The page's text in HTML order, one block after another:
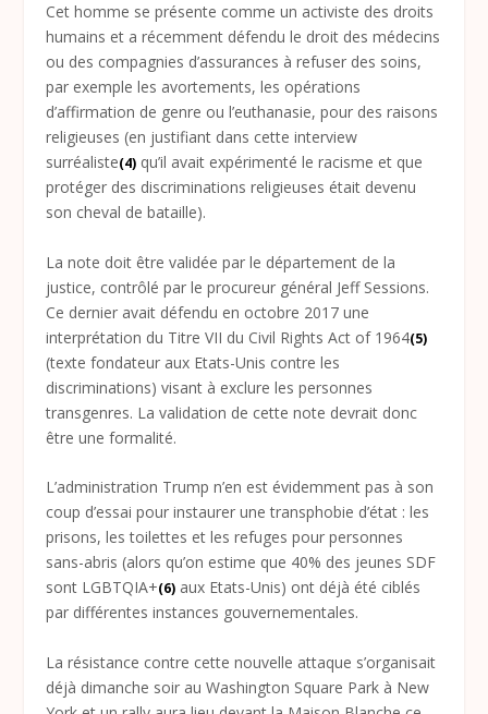
Cet homme se présente comme un activiste des droits
humains et a récemment défendu le droit des médecins
ou des compagnies d’assurances à refuser des soins,
par exemple les avortements, les opérations
d’affirmation de genre ou l’euthanasie, pour des raisons
religieuses (en justifiant dans cette interview
surréaliste(4) qu’il avait expérimenté le racisme et que
protéger des discriminations religieuses était devenu
son cheval de bataille).
La note doit être validée par le département de la
justice, contrôlé par le procureur général Jeff Sessions.
Ce dernier avait défendu en octobre 2017 une
interprétation du Titre VII du Civil Rights Act of 1964(5)
(texte fondateur aux Etats-Unis contre les
discriminations) visant à exclure les personnes
transgenres. La validation de cette note devrait donc
être une formalité.
L’administration Trump n’en est évidemment pas à son
coup d’essai pour instaurer une transphobie d’état : les
prisons, les toilettes et les refuges pour personnes
sans-abris (alors qu’on estime que 40% des jeunes SDF
sont LGBTQIA+(6) aux Etats-Unis) ont déjà été ciblés
par différentes instances gouvernementales.
La résistance contre cette nouvelle attaque s’organisait
déjà dimanche soir au Washington Square Park à New